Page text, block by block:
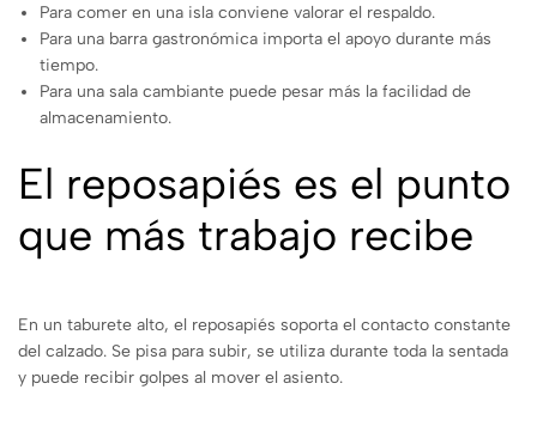
Para comer en una isla conviene valorar el respaldo.
Para una barra gastronómica importa el apoyo durante más
tiempo.
Para una sala cambiante puede pesar más la facilidad de
almacenamiento.
El reposapiés es el punto
que más trabajo recibe
En un taburete alto, el reposapiés soporta el contacto constante
del calzado. Se pisa para subir, se utiliza durante toda la sentada
y puede recibir golpes al mover el asiento.